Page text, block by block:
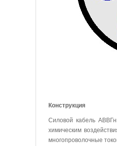
Конструкция
Силовой кабель
химическим
многопроволочные